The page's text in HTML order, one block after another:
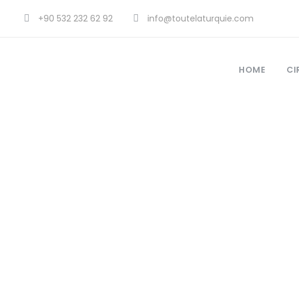
+90 532 232 62 92 info@toutelaturquie.com
HOME